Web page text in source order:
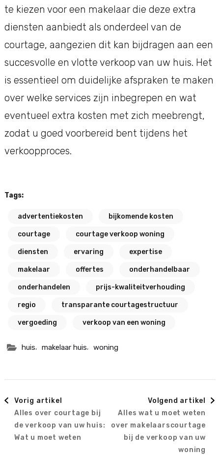
te kiezen voor een makelaar die deze extra
diensten aanbiedt als onderdeel van de
courtage, aangezien dit kan bijdragen aan een
succesvolle en vlotte verkoop van uw huis. Het
is essentieel om duidelijke afspraken te maken
over welke services zijn inbegrepen en wat
eventueel extra kosten met zich meebrengt,
zodat u goed voorbereid bent tijdens het
verkoopproces.
Tags:
advertentiekosten bijkomende kosten
courtage courtage verkoop woning
diensten ervaring expertise
makelaar offertes onderhandelbaar
onderhandelen prijs-kwaliteitverhouding
regio transparante courtagestructuur
vergoeding verkoop van een woning
huis, makelaar huis, woning
Berichtnavigatie
Vorig artikel
Alles over courtage bij
de verkoop van uw huis:
Wat u moet weten
Volgend artikel
Alles wat u moet weten
over makelaarscourtage
bij de verkoop van uw
woning